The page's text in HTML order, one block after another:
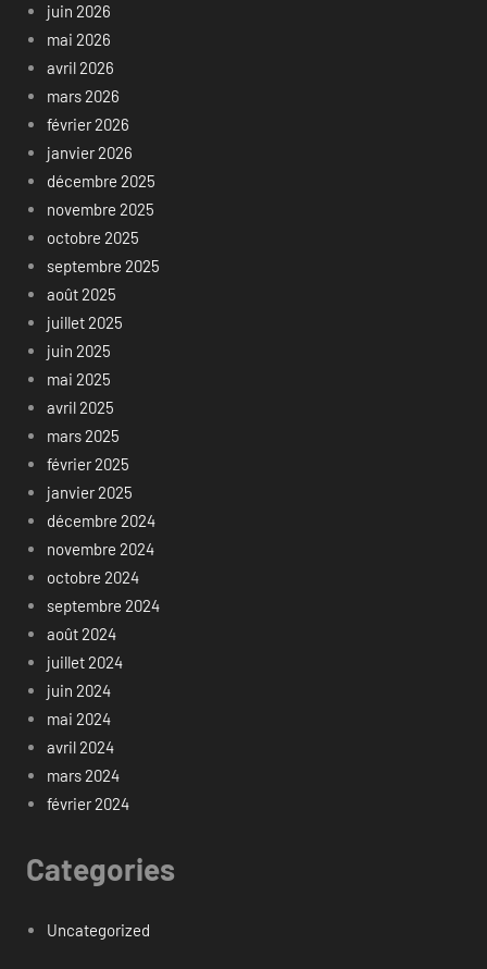
juin 2026
mai 2026
avril 2026
mars 2026
février 2026
janvier 2026
décembre 2025
novembre 2025
octobre 2025
septembre 2025
août 2025
juillet 2025
juin 2025
mai 2025
avril 2025
mars 2025
février 2025
janvier 2025
décembre 2024
novembre 2024
octobre 2024
septembre 2024
août 2024
juillet 2024
juin 2024
mai 2024
avril 2024
mars 2024
février 2024
Categories
Uncategorized